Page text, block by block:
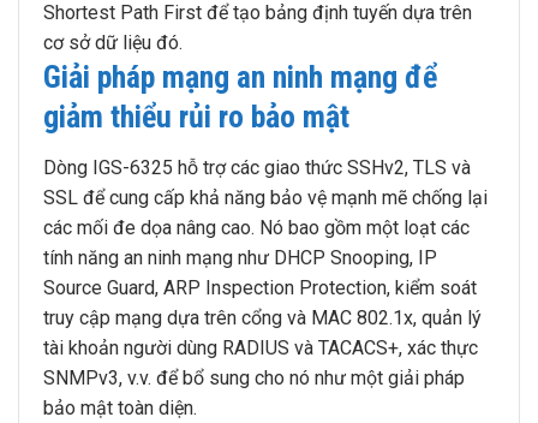
Shortest Path First để tạo bảng định tuyến dựa trên
cơ sở dữ liệu đó.
Giải pháp mạng an ninh mạng để
giảm thiểu rủi ro bảo mật
Dòng IGS-6325 hỗ trợ các giao thức SSHv2, TLS và
SSL để cung cấp khả năng bảo vệ mạnh mẽ chống lại
các mối đe dọa nâng cao. Nó bao gồm một loạt các
tính năng an ninh mạng như DHCP Snooping, IP
Source Guard, ARP Inspection Protection, kiểm soát
truy cập mạng dựa trên cổng và MAC 802.1x, quản lý
tài khoản người dùng RADIUS và TACACS+, xác thực
SNMPv3, v.v. để bổ sung cho nó như một giải pháp
bảo mật toàn diện.